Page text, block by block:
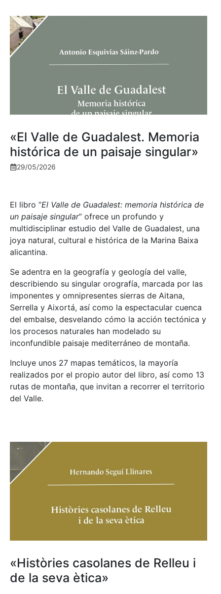
«El Valle de Guadalest. Memoria
histórica de un paisaje singular»
29/05/2026
El libro “El Valle de Guadalest: memoria histórica de
un paisaje singular” ofrece un profundo y
multidisciplinar estudio del Valle de Guadalest, una
joya natural, cultural e histórica de la Marina Baixa
alicantina.
Se adentra en la geografía y geología del valle,
describiendo su singular orografía, marcada por las
imponentes y omnipresentes sierras de Aitana,
Serrella y Aixortá, así como la espectacular cuenca
del embalse, desvelando cómo la acción tectónica y
los procesos naturales han modelado su
inconfundible paisaje mediterráneo de montaña.
Incluye unos 27 mapas temáticos, la mayoría
realizados por el propio autor del libro, así como 13
rutas de montaña, que invitan a recorrer el territorio
del Valle.
«Històries casolanes de Relleu i
de la seva ètica»